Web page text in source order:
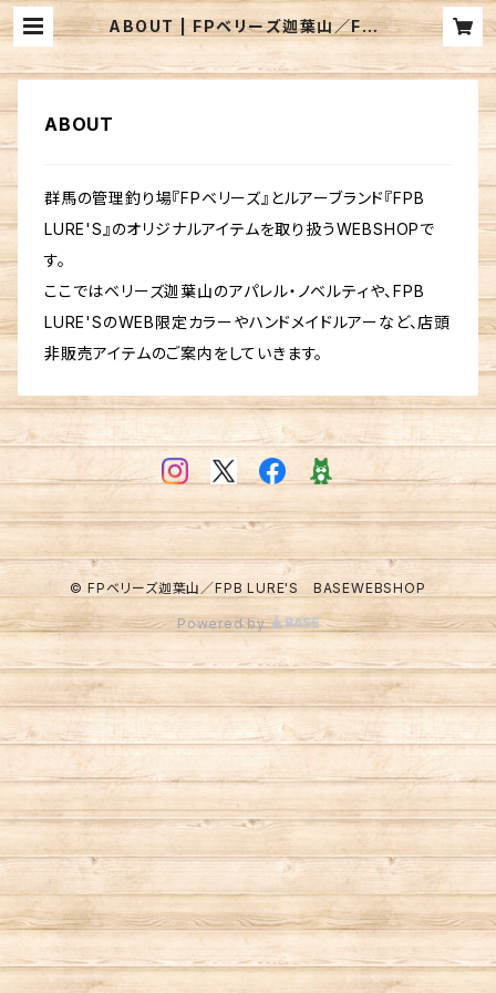
ABOUT | FPベリーズ迦葉山／FPB
LURE'S BASEWEBSHOP
ABOUT
群馬の管理釣り場『FPベリーズ』とルアーブランド『FPB
LURE'S』のオリジナルアイテムを取り扱うWEBSHOPで
す。
ここではベリーズ迦葉山のアパレル・ノベルティや、FPB
LURE'SのWEB限定カラーやハンドメイドルアーなど、店頭
非販売アイテムのご案内をしていきます。
© FPベリーズ迦葉山／FPB LURE'S BASEWEBSHOP
Powered by